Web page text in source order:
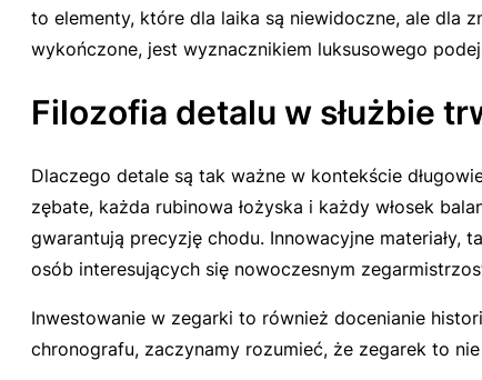
to elementy, które dla laika są niewidoczne, ale dla
wykończone, jest wyznacznikiem luksusowego
Filozofia detalu w służbie
Dlaczego detale są tak ważne w kontekście
zębate, każda rubinowa łożyska i każdy włosek
gwarantują precyzję chodu. Innowacyjne materiały,
osób interesujących się nowoczesnym
Inwestowanie w zegarki to również docenianie
chronografu, zaczynamy rozumieć, że zegarek to